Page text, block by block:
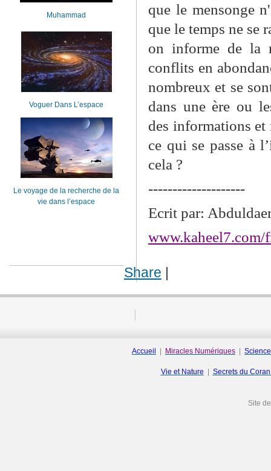
que le mensonge
que le temps ne se
on informe de la
conflits en
nombreux et se
dans une ère ou
des informations et
ce qui se passe à
cela ?
--------------------
Ecrit par:
www.kaheel7.com/
Share |
Muhammad
Voguer Dans L’espace
Le voyage de la recherche de la
vie dans l’espace
Accueil Miracles Numériques
Vie et Nature Secrets du
Site